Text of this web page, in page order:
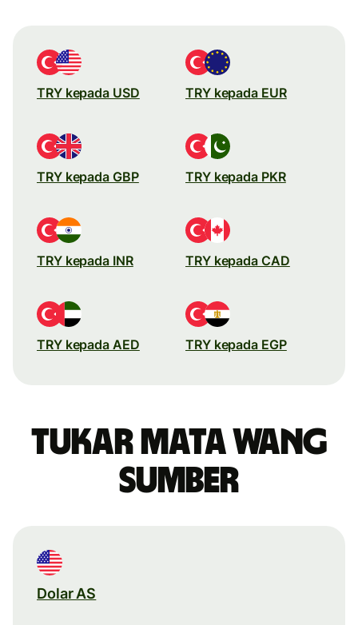
TRY kepada USD TRY kepada EUR
TRY kepada GBP TRY kepada PKR
TRY kepada INR TRY kepada CAD
TRY kepada AED TRY kepada EGP
Tukar mata wang
sumber
Dolar AS